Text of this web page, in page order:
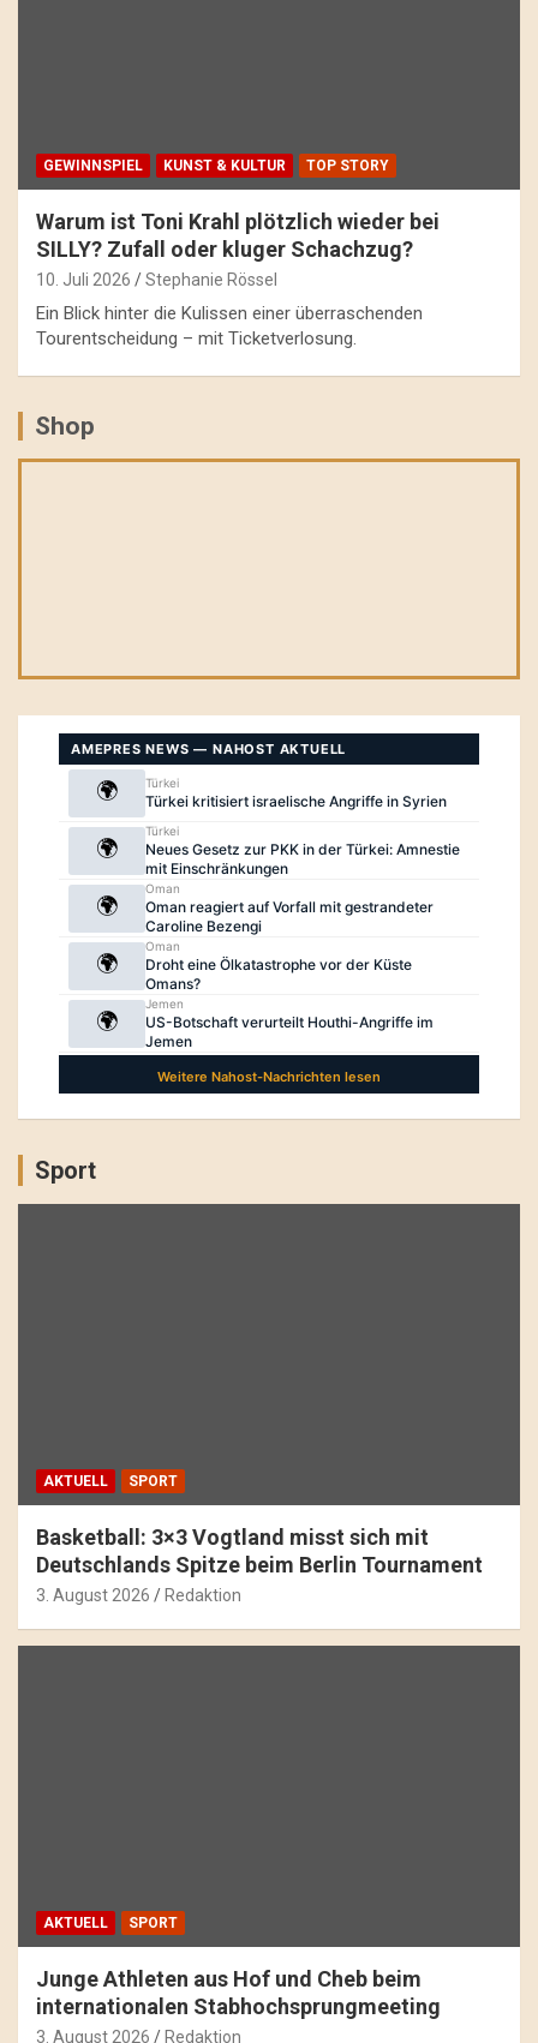
GEWINNSPIEL KUNST & KULTUR TOP STORY
Warum ist Toni Krahl plötzlich wieder bei
SILLY? Zufall oder kluger Schachzug?
10. Juli 2026 Stephanie Rössel
Ein Blick hinter die Kulissen einer überraschenden
Tourentscheidung – mit Ticketverlosung.
Shop
Sport
AKTUELL SPORT
Basketball: 3×3 Vogtland misst sich mit
Deutschlands Spitze beim Berlin Tournament
3. August 2026 Redaktion
AKTUELL SPORT
Junge Athleten aus Hof und Cheb beim
internationalen Stabhochsprungmeeting
3. August 2026 Redaktion